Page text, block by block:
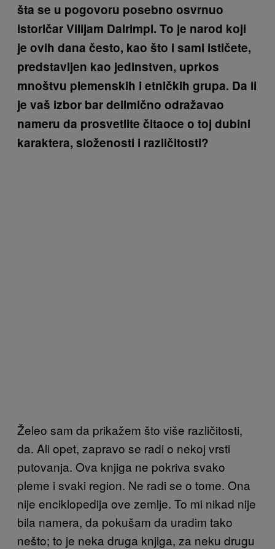
šta se u pogovoru posebno osvrnuo
istoričar Vilijam Dalrimpl. To je narod koji
je ovih dana često, kao što i sami ističete,
predstavljen kao jedinstven, uprkos
mnoštvu plemenskih i etničkih grupa. Da li
je vaš izbor bar delimično odražavao
nameru da prosvetlite čitaoce o toj dubini
karaktera, složenosti i različitosti?
Želeo sam da prikažem što više različitosti,
da. Ali opet, zapravo se radi o nekoj vrsti
putovanja. Ova knjiga ne pokriva svako
pleme i svaki region. Ne radi se o tome. Ona
nije enciklopedija ove zemlje. To mi nikad nije
bila namera, da pokušam da uradim tako
nešto; to je neka druga knjiga, za neku drugu